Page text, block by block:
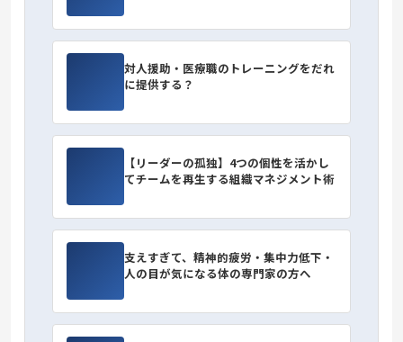
対人援助・医療職のトレーニングをだれ
に提供する？
【リーダーの孤独】4つの個性を活かし
てチームを再生する組織マネジメント術
支えすぎて、精神的疲労・集中力低下・
人の目が気になる体の専門家の方へ